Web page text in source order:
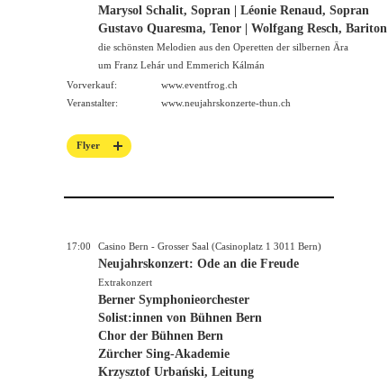
Marysol Schalit, Sopran | Léonie Renaud, Sopran
Gustavo Quaresma, Tenor | Wolfgang Resch, Bariton
die schönsten Melodien aus den Operetten der silbernen Ära
um Franz Lehár und Emmerich Kálmán
Vorverkauf:
www.eventfrog.ch
Veranstalter:
www.neujahrskonzerte-thun.ch
Flyer
17:00 Casino Bern - Grosser Saal (Casinoplatz 1 3011 Bern)
Neujahrskonzert: Ode an die Freude
Extrakonzert
Berner Symphonieorchester
Solist:innen von Bühnen Bern
Chor der Bühnen Bern
Zürcher Sing-Akademie
Krzysztof Urbański, Leitung